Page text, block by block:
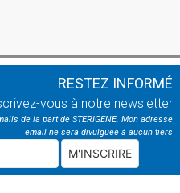
RESTEZ INFORMÉ
vous à notre newsletter
de la part de STERIGENE. Mon adresse
email ne sera divulguée à aucun tiers
M'INSCRIRE